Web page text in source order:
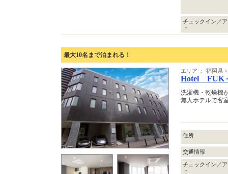
チェックイン／
ト
最大10名まで泊まれる！
エリア ： 福岡県
Hotel FUK
洗濯機・乾燥機
無人ホテルで客
住所
交通情報
チェックイン／
ト